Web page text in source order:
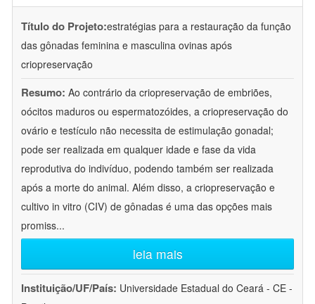
Título do Projeto:estratégias para a restauração da função
das gônadas feminina e masculina ovinas após
criopreservação
Resumo: Ao contrário da criopreservação de embriões,
oócitos maduros ou espermatozóides, a criopreservação do
ovário e testículo não necessita de estimulação gonadal;
pode ser realizada em qualquer idade e fase da vida
reprodutiva do indivíduo, podendo também ser realizada
após a morte do animal. Além disso, a criopreservação e
cultivo in vitro (CIV) de gônadas é uma das opções mais
promiss...
leia mais
Instituição/UF/País: Universidade Estadual do Ceará - CE -